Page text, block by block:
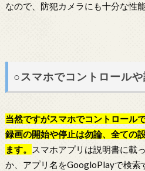
なので、防犯カメラにも十分な性
○スマホでコントロール
当然ですがスマホでコントロール
録画の開始や停止は勿論、全ての
ます。
スマホアプリは説明書に載
か、アプリ名をGoogloPlayで検索